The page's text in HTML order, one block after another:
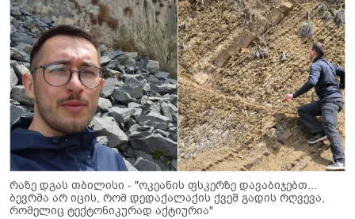
რაზე დგას თბილისი - "ოკეანის ფსკერზე დავაბიჯებთ...
ბევრმა არ იცის, რომ დედაქალაქის ქვეშ გადის რღვევა,
რომელიც ტექტონიკურად აქტიურია"